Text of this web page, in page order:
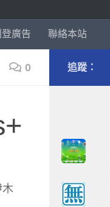
廣告 聯絡本站
0
木
追蹤：